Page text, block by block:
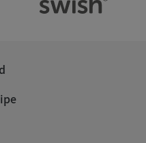
Microsoft